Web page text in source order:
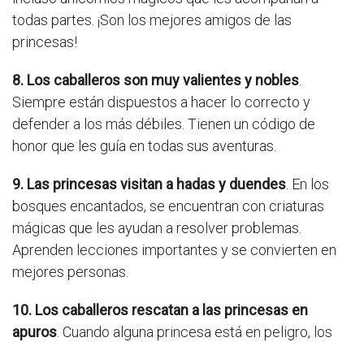
todas partes. ¡Son los mejores amigos de las
princesas!
8. Los caballeros son muy valientes y nobles.
Siempre están dispuestos a hacer lo correcto y
defender a los más débiles. Tienen un código de
honor que les guía en todas sus aventuras.
9. Las princesas visitan a hadas y duendes. En los
bosques encantados, se encuentran con criaturas
mágicas que les ayudan a resolver problemas.
Aprenden lecciones importantes y se convierten en
mejores personas.
10. Los caballeros rescatan a las princesas en
apuros. Cuando alguna princesa está en peligro, los